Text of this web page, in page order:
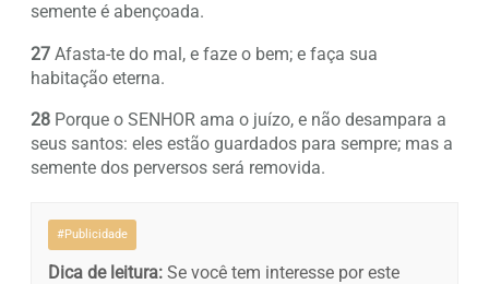
semente é abençoada.
27 Afasta-te do mal, e faze o bem; e faça sua
habitação eterna.
28 Porque o SENHOR ama o juízo, e não desampara a
seus santos: eles estão guardados para sempre; mas a
semente dos perversos será removida.
#Publicidade
Dica de leitura: Se você tem interesse por este